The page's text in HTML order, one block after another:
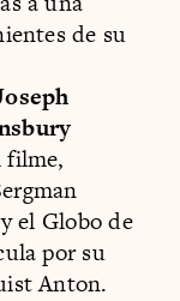
de su
filme,
el Globo de
por su
Anton.